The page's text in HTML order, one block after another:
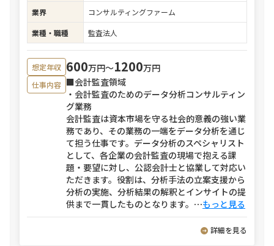
業界
コンサルティングファーム
業種・職種
監査法人
想定年収 600万円〜1200万円
仕事内容 ■会計監査領域
・会計監査のためのデータ分析コンサルティン
グ業務
会計監査は資本市場を守る社会的意義の強い業
務であり、その業務の一端をデータ分析を通じ
て担う仕事です。データ分析のスペシャリスト
として、各企業の会計監査の現場で抱える課
題・要望に対し、公認会計士と協業して対応い
ただきます。役割は、分析手法の立案支援から
分析の実施、分析結果の解釈とインサイトの提
供まで一貫したものとなります。 ⋯もっと見る
詳細を見る